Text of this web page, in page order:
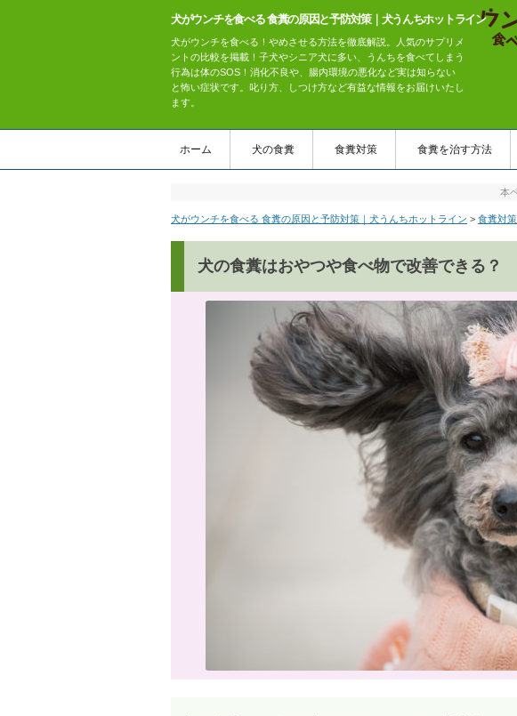
犬がウンチを食べる 食糞の原因と予防対策｜犬うんちホットライン
犬がウンチを食べる！やめさせる方法を徹底解説。人気のサプリメ
ントの比較を掲載！子犬やシニア犬に多い、うんちを食べてしまう
行為は体のSOS！消化不良や、腸内環境の悪化など実は知らない
と怖い症状です。叱り方、しつけ方など有益な情報をお届けいたし
ます。
ホーム 犬の食糞 食糞対策 食糞を治す方法
本
犬がウンチを食べる 食糞の原因と予防対策｜犬うんちホットライン > 食糞対策
犬の食糞はおやつや食べ物で改善できる？